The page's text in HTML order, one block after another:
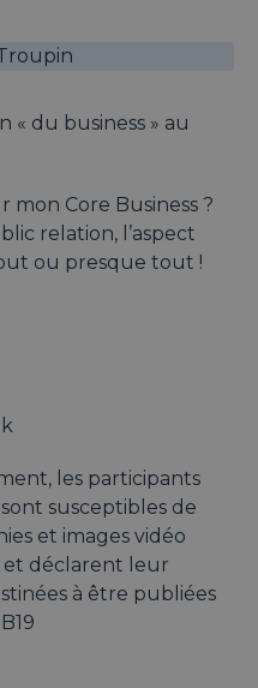
« du business » au
mon Core Business ?
relation, l’aspect
ou presque tout !
les participants
susceptibles de
et images vidéo
et déclarent leur
à être publiées